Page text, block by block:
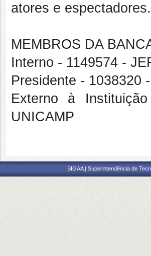
atores e espectadores.
MEMBROS DA
Interno - 1149574 -
Presidente - 1038320
Externo à
UNICAMP
SIGAA | Superintendência de